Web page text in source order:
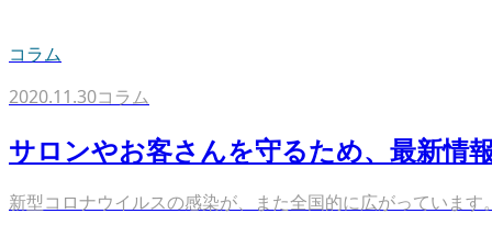
コラム
2020.11.30コラム
サロンやお客さんを守るため、最新情
新型コロナウイルスの感染が、また全国的に広がっていま